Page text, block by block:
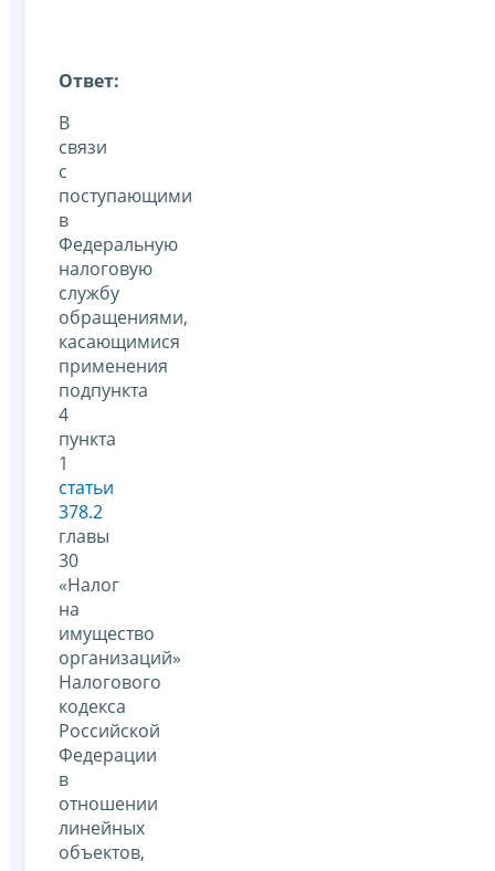
Ответ:
В
связи
с
поступающими
в
Федеральную
налоговую
службу
обращениями,
касающимися
применения
подпункта
4
пункта
1
статьи
378.2
главы
30
«Налог
на
имущество
организаций»
Налогового
кодекса
Российской
Федерации
в
отношении
линейных
объектов,